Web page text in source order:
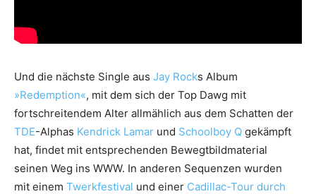
Und die nächste Single aus Jay Rocks Album
»Redemption«, mit dem sich der Top Dawg mit
fortschreitendem Alter allmählich aus dem Schatten der
TDE-Alphas Kendrick Lamar und Schoolboy Q gekämpft
hat, findet mit entsprechenden Bewegtbildmaterial
seinen Weg ins WWW. In anderen Sequenzen wurden
mit einem Twerkfestival und einer Cadillac-Tour durch